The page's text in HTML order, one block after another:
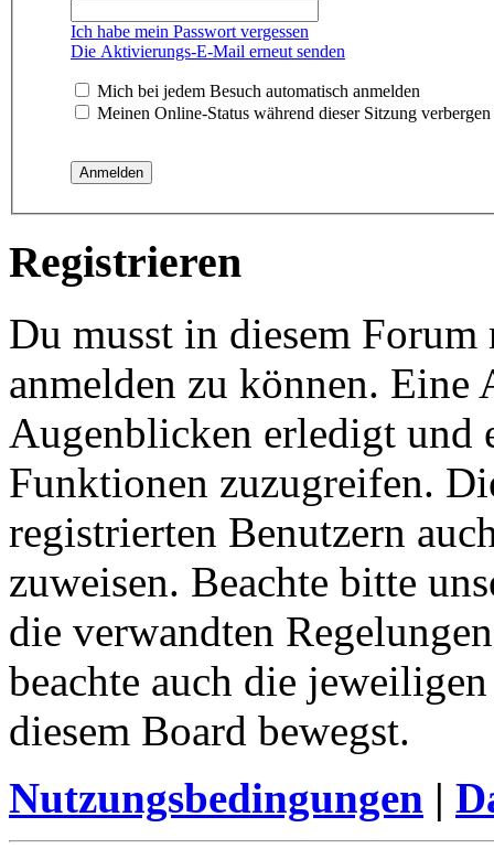
Ich habe mein Passwort vergessen
Die Aktivierungs-E-Mail erneut senden
Mich bei jedem Besuch automatisch anmelden
Meinen Online-Status während dieser Sitzung verbergen
Registrieren
Du musst in diesem
anmelden zu können.
Augenblicken erledigt und
Funktionen zuzugreifen.
registrierten Benutzern
zuweisen. Beachte bitte
die verwandten
beachte auch die
diesem Board bewegst.
Nutzungsbedingungen |